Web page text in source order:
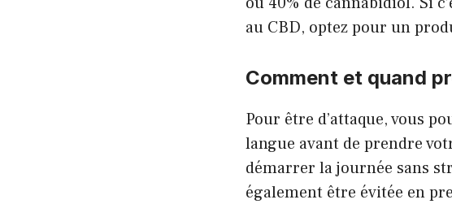
au CBD, optez pour un
Comment et quand
Pour être d’attaque, vous
langue avant de prendre
démarrer la journée sans
également être évitée en